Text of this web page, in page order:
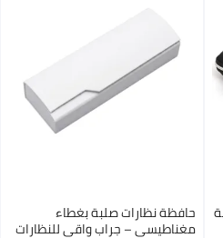
حافظة نظارات صلبة بغطاء
مغناطيسي – جراب واقي للنظارات